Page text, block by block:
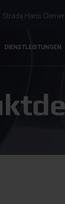
Strada Hans
DIENSTLEISTUNGEN